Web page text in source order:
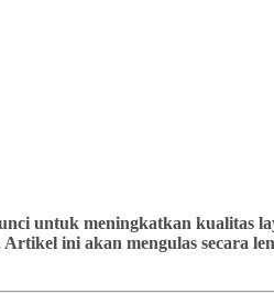
untuk meningkatkan kualitas
ini akan mengulas secara